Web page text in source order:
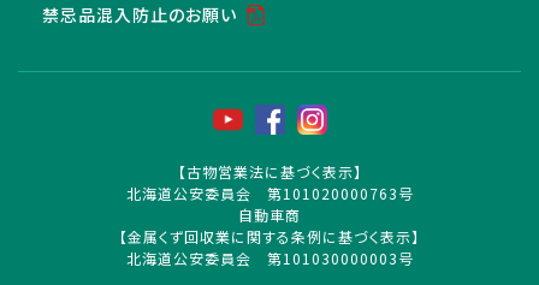
禁忌品混入防止のお願い
【古物営業法に基づく表示】
北海道公安委員会 第101020000763号
自動車商
【金属くず回収業に関する条例に基づく表示】
北海道公安委員会 第101030000003号